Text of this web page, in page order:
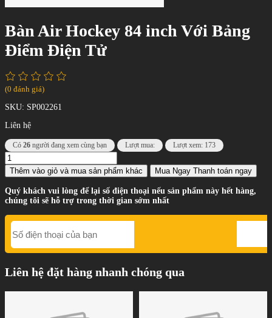
Bàn Air Hockey 84 inch Với Bảng
Điểm Điện Tử
(0 đánh giá)
SKU: SP002261
Liên hệ
Có 26 người đang xem cùng bạn Lượt mua: Lượt xem: 173
Thêm vào giỏ và mua sản phẩm khác Mua Ngay Thanh toán ngay
Quý khách vui lòng để lại số điện thoại nếu sản phẩm này hết hàng,
chúng tôi sẽ hỗ trợ trong thời gian sớm nhất
Liên hệ đặt hàng nhanh chóng qua